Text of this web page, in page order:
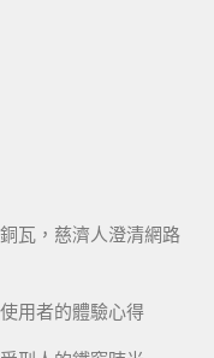
瓦，慈濟人澄清網路
用者的體驗心得